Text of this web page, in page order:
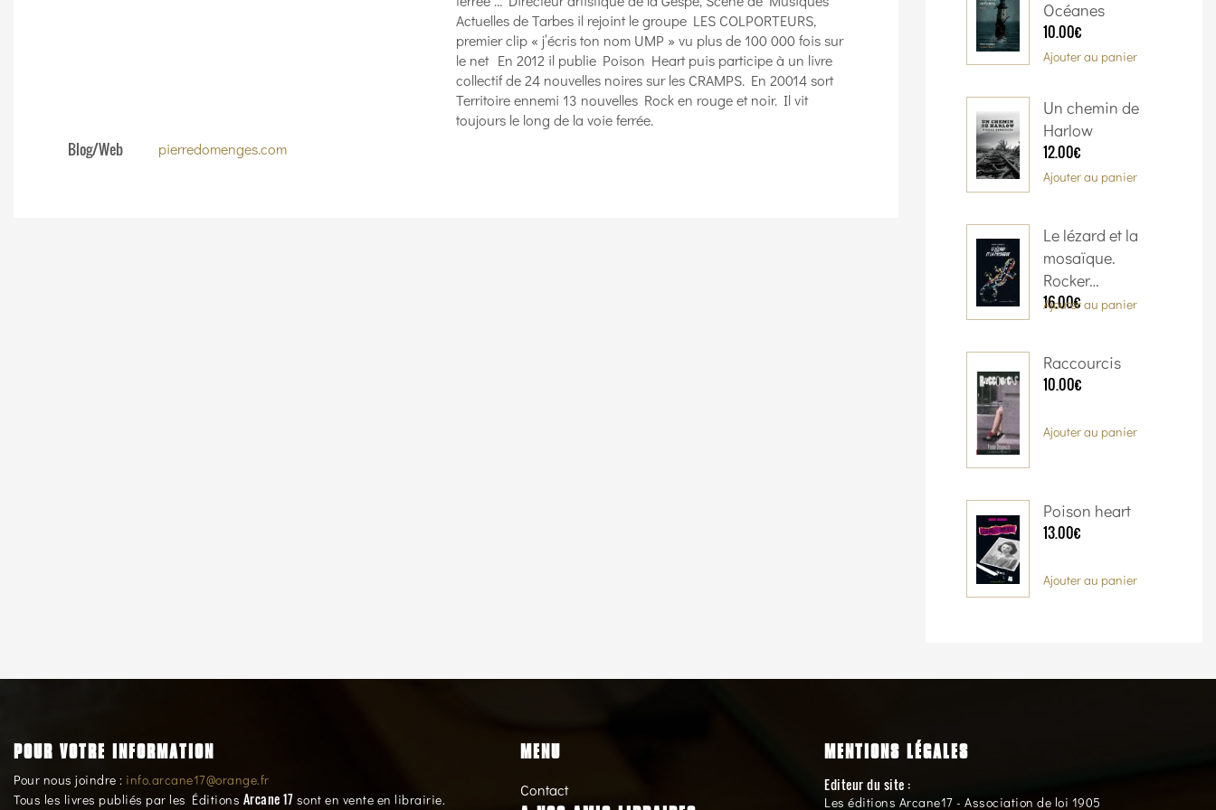
Actuelles de Tarbes il rejoint le groupe LES COLPORTEURS,
premier clip « j’écris ton nom UMP » vu plus de 100 000 fois sur
le net En 2012 il publie Poison Heart puis participe à un livre
collectif de 24 nouvelles noires sur les CRAMPS. En 20014 sort
Territoire ennemi 13 nouvelles Rock en rouge et noir. Il vit
toujours le long de la voie ferrée.
Blog/Web pierredomenges.com
Océanes
10.00€
Ajouter au panier
Un chemin de
Harlow
12.00€
Ajouter au panier
Le lézard et la
mosaïque.
Rocker…
16.00€
Ajouter au panier
Raccourcis
10.00€
Ajouter au panier
Poison heart
13.00€
Ajouter au panier
POUR VOTRE INFORMATION
Pour nous joindre : info.arcane17@orange.fr
Tous les livres publiés par les Éditions Arcane 17 sont en vente en librairie.
MENU
Contact
MENTIONS LÉGALES
Editeur du site :
Les éditions Arcane17 - Association de loi 1905